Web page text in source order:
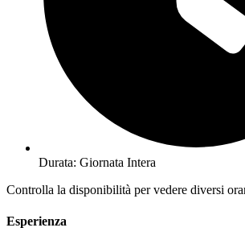
Durata: Giornata Intera
Controlla la disponibilità per vedere diversi
Esperienza